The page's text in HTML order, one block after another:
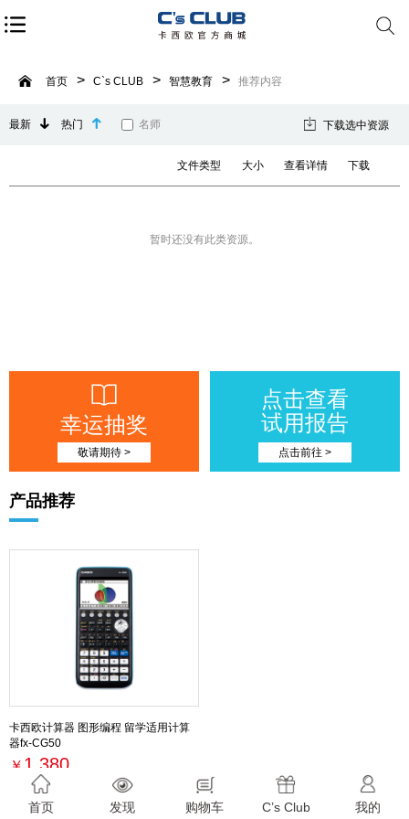
首页 C`s CLUB 智慧教育 推荐内容
最新 热门 名师 下载选中资源
文件类型 大小 查看详情 下载
暂时还没有此类资源。
幸运抽奖
敬请期待 >
点击查看
试用报告
点击前往 >
产品推荐
卡西欧计算器 图形编程 留学适用计算
器fx-CG50
￥ 1,380
最新活动
首页 发现 购物车 C’s Club 我的